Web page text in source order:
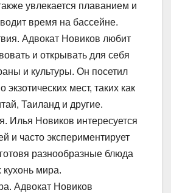
увлекается плаванием и
время на бассейне.
Адвокат Новиков любит
и открывать для себя
и культуры. Он посетил
экзотических мест, таких как
Таиланд и другие.
Илья Новиков интересуется
и часто экспериментирует
разнообразные блюда
кухонь мира.
Адвокат Новиков